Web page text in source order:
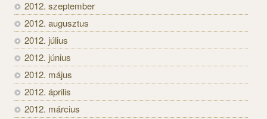
2012. szeptember
2012. augusztus
2012. július
2012. június
2012. május
2012. április
2012. március